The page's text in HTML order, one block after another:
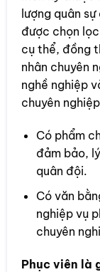
lượng quân
được chọn
cụ thể, đồng
nhân chuyên
nghề nghiệp
chuyên
Có phẩm
đảm bảo,
quân đội.
Có văn
nghiệp vụ
chuyên
Phục viên là